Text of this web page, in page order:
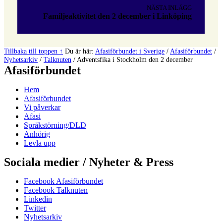
NÄSTA INLÄGG
Familjeaktivitet den 2 december i Linköping
Tillbaka till toppen ↑ Du är här: Afasiförbundet i Sverige / Afasiförbundet /
Nyhetsarkiv / Talknuten / Adventsfika i Stockholm den 2 december
Afasiförbundet
Hem
Afasiförbundet
Vi påverkar
Afasi
Språkstörning/DLD
Anhörig
Levla upp
Sociala medier / Nyheter & Press
Facebook Afasiförbundet
Facebook Talknuten
Linkedin
Twitter
Nyhetsarkiv